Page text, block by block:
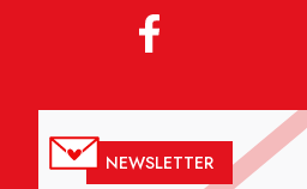
NEWSLETTER